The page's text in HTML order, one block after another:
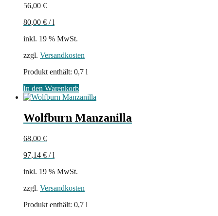
56,00 €
80,00 € /l
inkl. 19 % MwSt.
zzgl. Versandkosten
Produkt enthält: 0,7 l
In den Warenkorb
Wolfburn Manzanilla
68,00 €
97,14 € /l
inkl. 19 % MwSt.
zzgl. Versandkosten
Produkt enthält: 0,7 l